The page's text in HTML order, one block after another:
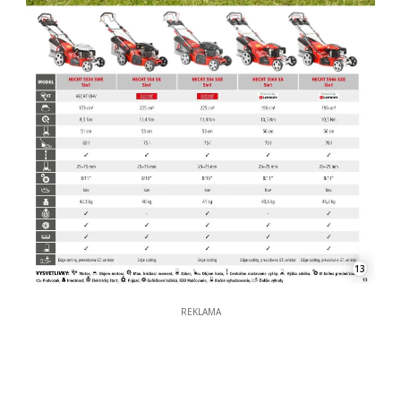
13
REKLAMA